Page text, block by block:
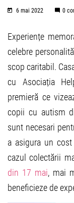
6 mai 2022 0
Experiențe
celebre
scop caritabil.
cu Asociația
premieră ce
copii cu autism
sunt necesari
a asigura un
cazul colectării
din 17 mai, mai
beneficieze de